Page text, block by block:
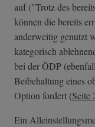
auf ("Trotz des
können die bereits
anderweitig genutzt
kategorisch
bei der ÖDP
Beibehaltung eines
Option fordert (Seite
Ein